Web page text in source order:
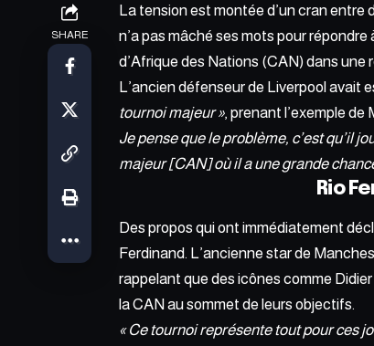
SHARE
La tension est montée d’un cran entre
n’a pas mâché ses mots pour
d’Afrique des Nations (CAN) dans une
L’ancien défenseur de Liverpool avait
tournoi majeur », prenant l’exemple de
Je pense que le problème, c’est qu’il
majeur [CAN] où il a une grande
Rio
Des propos qui ont immédiatement
Ferdinand. L’ancienne star de
rappelant que des icônes comme
la CAN au sommet de leurs objectifs.
« Ce tournoi représente tout pour ces